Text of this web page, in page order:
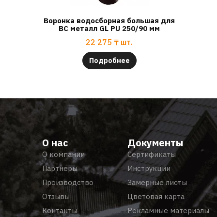
Воронка водосборная большая для
ВС металл GL PU 250/90 мм
22 275 ₸ шт.
Подробнее
О нас
О компании
Партнеры
Производство
Отзывы
Контакты
Документы
Сертификаты
Инструкции
Замерные листы
Цветовая карта
Рекламные материалы